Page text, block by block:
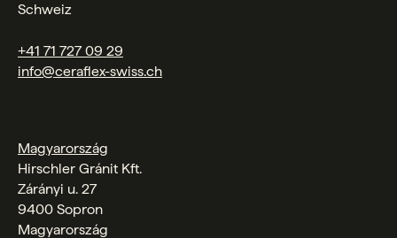
Schweiz
+41 71 727 09 29
info@ceraflex-swiss.ch
Magyarország
Hirschler Gránit Kft.
Zárányi u. 27
9400 Sopron
Magyarország